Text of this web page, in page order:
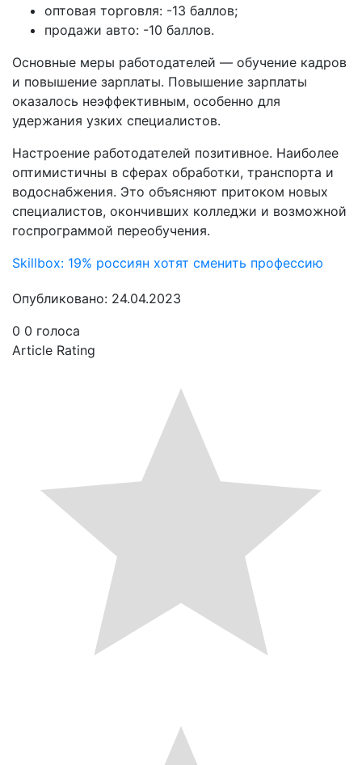
оптовая торговля: -13 баллов;
продажи авто: -10 баллов.
Основные меры работодателей — обучение кадров
и повышение зарплаты. Повышение зарплаты
оказалось неэффективным, особенно для
удержания узких специалистов.
Настроение работодателей позитивное. Наиболее
оптимистичны в сферах обработки, транспорта и
водоснабжения. Это объясняют притоком новых
специалистов, окончивших колледжи и возможной
госпрограммой переобучения.
Skillbox: 19% россиян хотят сменить профессию
Опубликовано: 24.04.2023
0 0 голоса
Article Rating